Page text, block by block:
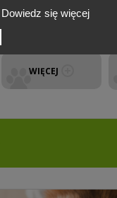
WIĘCEJ
Dowiedz się więcej